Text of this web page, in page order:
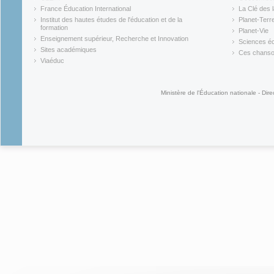
(link is external)
France Éducation International
(link is external)
Institut des hautes études de l'éducation et de la
formation
(link is external)
Enseignement supérieur, Recherche et Innovation
(link is external)
Sites académiques
(link is external)
Viaéduc
(link is
La Clé des
(link is
Planet-
(link is
Planet-Vie
(link is
Sciences
(link is
Ces
Ministère de l'Éducation nationale -